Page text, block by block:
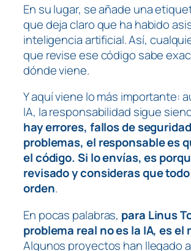
En su lugar, se añade una
que deja claro que ha habido
inteligencia artificial. Así,
que revise ese código sabe
dónde viene.
Y aquí viene lo más importante:
IA, la responsabilidad sigue
hay errores, fallos de
problemas, el responsable es
el código. Si lo envías, es
revisado y consideras que
orden.
En pocas palabras, para Linus
problema real no es la IA, es el
Algunos proyectos han llegado